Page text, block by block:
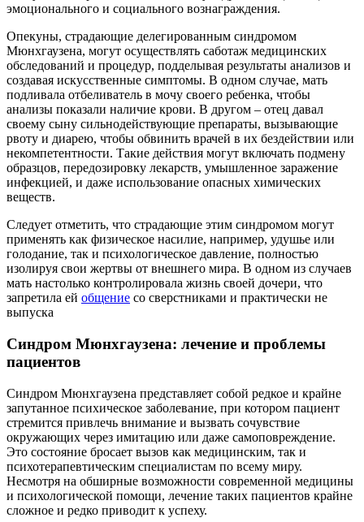
эмоционального и социального вознаграждения.
Опекуны, страдающие делегированным синдромом
Мюнхгаузена, могут осуществлять саботаж медицинских
обследований и процедур, подделывая результаты анализов и
создавая искусственные симптомы. В одном случае, мать
подливала отбеливатель в мочу своего ребенка, чтобы
анализы показали наличие крови. В другом – отец давал
своему сыну сильнодействующие препараты, вызывающие
рвоту и диарею, чтобы обвинить врачей в их бездействии или
некомпетентности. Такие действия могут включать подмену
образцов, передозировку лекарств, умышленное заражение
инфекцией, и даже использование опасных химических
веществ.
Следует отметить, что страдающие этим синдромом могут
применять как физическое насилие, например, удушье или
голодание, так и психологическое давление, полностью
изолируя свои жертвы от внешнего мира. В одном из случаев
мать настолько контролировала жизнь своей дочери, что
запретила ей общение со сверстниками и практически не
выпуска
Синдром Мюнхгаузена: лечение и проблемы
пациентов
Синдром Мюнхгаузена представляет собой редкое и крайне
запутанное психическое заболевание, при котором пациент
стремится привлечь внимание и вызвать сочувствие
окружающих через имитацию или даже самоповреждение.
Это состояние бросает вызов как медицинским, так и
психотерапевтическим специалистам по всему миру.
Несмотря на обширные возможности современной медицины
и психологической помощи, лечение таких пациентов крайне
сложное и редко приводит к успеху.